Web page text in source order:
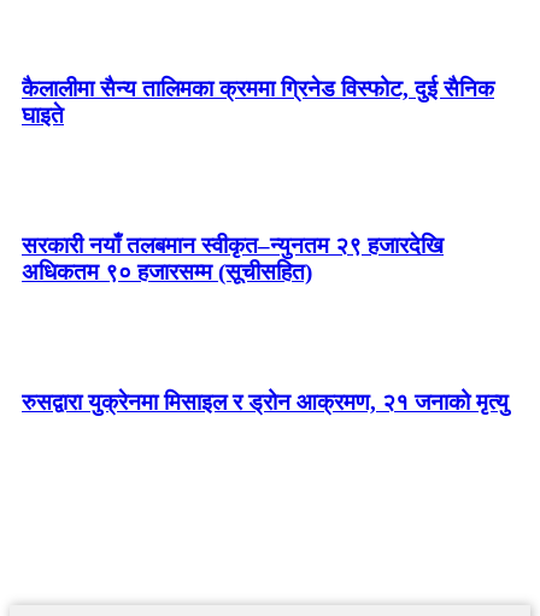
कैलालीमा सैन्य तालिमका क्रममा ग्रिनेड विस्फोट, दुई सैनिक
घाइते
सरकारी नयाँ तलबमान स्वीकृत–न्युनतम २९ हजारदेखि
अधिकतम ९० हजारसम्म (सूचीसहित)
रुसद्वारा युक्रेनमा मिसाइल र ड्रोन आक्रमण, २१ जनाको मृत्यु